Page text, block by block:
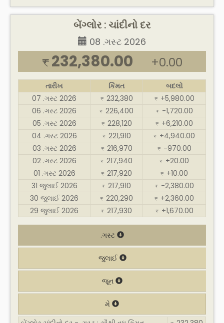
બેંગ્લોર : ચાંદીનો દર
08 .ગસ્ટ 2026
₹ 232,380.00 +0.00
તારીખ કિંમત
બદલો
07 .ગસ્ટ 2026
₹ 232,380 ₹ +5,980.00
06 .ગસ્ટ 2026
₹ 226,400 ₹ -1,720.00
05 .ગસ્ટ 2026
₹ 228,120 ₹ +6,210.00
04 .ગસ્ટ 2026
₹ 221,910 ₹ +4,940.00
03 .ગસ્ટ 2026
₹ 216,970 ₹ -970.00
02 .ગસ્ટ 2026
₹ 217,940 ₹ +20.00
01 .ગસ્ટ 2026
₹ 217,920 ₹ +10.00
31 જુલાઈ 2026
₹ 217,910 ₹ -2,380.00
30 જુલાઈ 2026
₹ 220,290 ₹ +2,360.00
29 જુલાઈ 2026
₹ 217,930 ₹ +1,670.00
.ગસ્ટ
જુલાઈ
જૂન
મે